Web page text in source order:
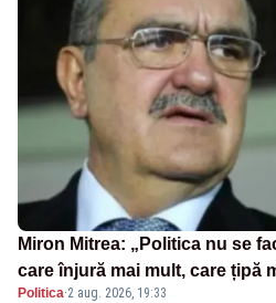
Miron Mitrea: „Politica nu se
care înjură mai mult, care țipă
Politica·2 aug. 2026, 19:33